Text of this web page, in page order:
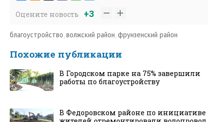
Оцените новость +3
благоустройство,волжский район,фрунзенский район
Похожие публикации
В Городском парке на 75% завершили
работы по благоустройству
В Федоровском районе по инициативе